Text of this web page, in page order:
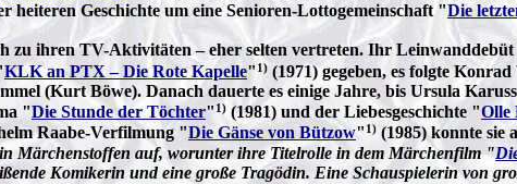
Geschichte um eine Senioren-Lottogemeinschaft "Die
zu ihren TV-Aktivitäten – eher selten vertreten. Ihr
KLK an PTX – Die Rote Kapelle" 1) (1971) gegeben, es folgte
(Kurt Böwe). Danach dauerte es einige Jahre, bis Ursula
"Die Stunde der Töchter" 1) (1981) und der Liebesgeschichte "Olle
Raabe-Verfilmung "Die Gänse von Bützow" 1) (1985) konnte sie
Märchenstoffen auf, worunter ihre Titelrolle in dem Märchenfilm "
Komikerin und eine große Tragödin. Eine Schauspielerin von